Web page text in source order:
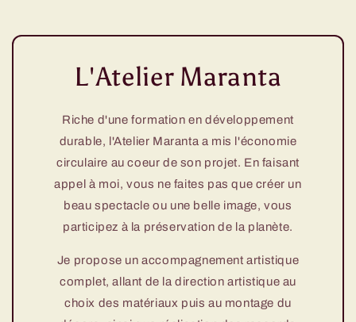
L'Atelier Maranta
Riche d'une formation en développement
durable, l'Atelier Maranta a mis l'économie
circulaire au coeur de son projet. En faisant
appel à moi, vous ne faites pas que créer un
beau spectacle ou une belle image, vous
participez à la préservation de la planète.
Je propose un accompagnement artistique
complet, allant de la direction artistique au
choix des matériaux puis au montage du